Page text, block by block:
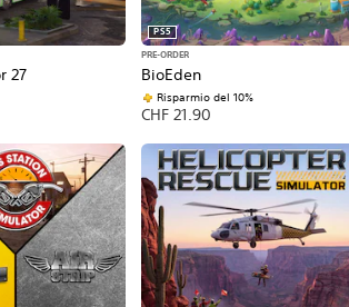
27 BioEden
PS5
PRE-ORDER
Risparmio del 10%
CHF 21.90